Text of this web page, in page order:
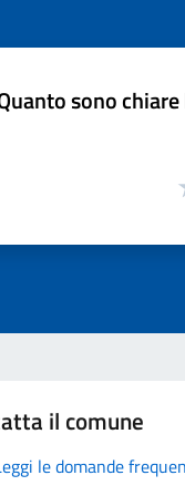
sono
il comune
le domande